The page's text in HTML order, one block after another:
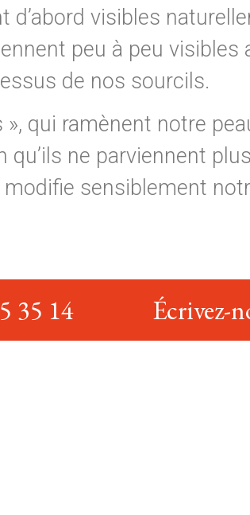
d’abord visibles
peu à peu
de nos sourcils.
qui ramènent notre
ne parviennent
sensiblement
35 14 Écrivez-